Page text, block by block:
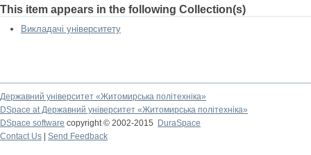
This item appears in the following Collection(s)
Викладачі університету
Державний університет «Житомирська політехніка»
DSpace at Державний університет «Житомирська політехніка»
DSpace software copyright © 2002-2015
DuraSpace
Contact Us
Send Feedback